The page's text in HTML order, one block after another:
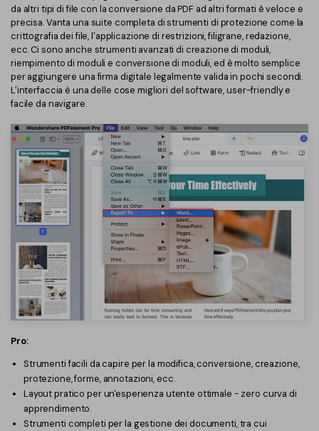
Chat con documento
AI Image Generator
Tutte Le Funzionalità
PDFelement per Android
Tutorial Video
Support
Contatta il supporto
Specifiche tecniche
Aggiornamenti
Centro di download
Aggiorna a PDFelement 12
da altri tipi di file con la conversione da PDF ad altri formati è veloce e
precisa. Vanta una suite completa di strumenti di protezione come la
crittografia dei file, l'applicazione di restrizioni, filigrane, redazione,
ecc. Ci sono anche strumenti avanzati di creazione di moduli,
riempimento di moduli e conversione di moduli, ed è molto semplice
per aggiungere una firma digitale legalmente valida in pochi secondi.
L'interfaccia è una delle cose migliori del software, user-friendly e
facile da navigare.
Pro:
Strumenti facili da capire per la modifica, conversione, creazione,
protezione, forme, annotazioni, ecc.
Layout pratico per un'esperienza utente ottimale - zero curva di
apprendimento.
Strumenti completi per la gestione dei documenti, tra cui